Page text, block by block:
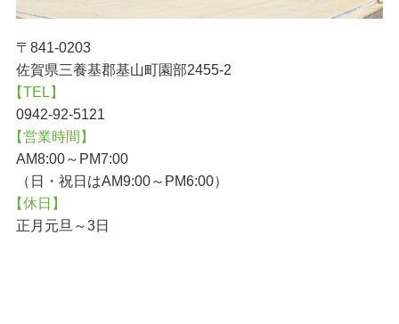
〒841-0203
佐賀県三養基郡基山町園部2455-2
【TEL】
0942-92-5121
【営業時間】
AM8:00～PM7:00
（日・祝日はAM9:00～PM6:00）
【休日】
正月元旦～3日